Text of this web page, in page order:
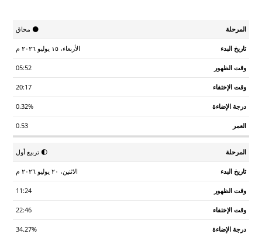
🌑 محاق
الأربعاء، ١٥ يوليو ٢٠٢٦ م
05:52
20:17
0.32%
0.53
🌓 تربيع أول
الاثنين، ٢٠ يوليو ٢٠٢٦ م
11:24
22:46
34.27%